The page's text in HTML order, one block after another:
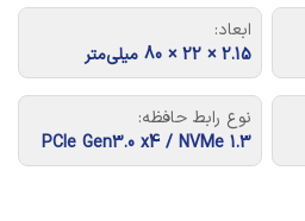
ابعاد:
2.15 × 22 × 80 میلی‌متر
نوع رابط حافظه:
PCIe Gen3.0 x4 / NVMe 1.3